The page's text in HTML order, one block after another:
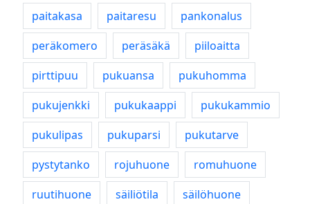
paitakasa
paitaresu
pankonalus
peräkomero
peräsäkä
piiloaitta
pirttipuu
pukuansa
pukuhomma
pukujenkki
pukukaappi
pukukammio
pukulipas
pukuparsi
pukutarve
pystytanko
rojuhuone
romuhuone
ruutihuone
säiliötila
säilöhuone